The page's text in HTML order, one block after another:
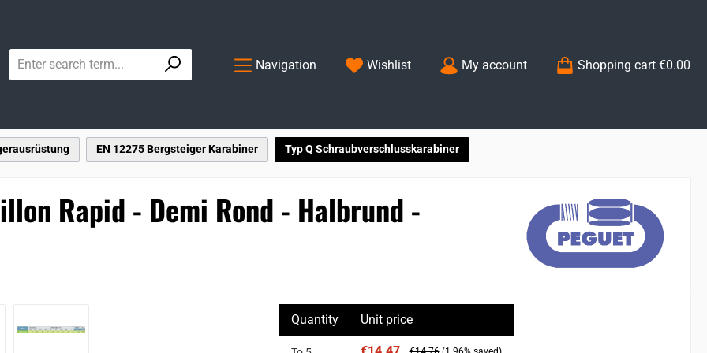
Navigation WishlistYou have 0 wishlist items
My account Shopping cart €0.00
EN 12275 Bergsteiger Karabiner Typ Q Schraubverschlusskarabiner
Rapid - Demi Rond - Halbrund -
Quantity Unit price